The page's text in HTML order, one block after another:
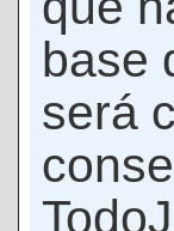
base
será